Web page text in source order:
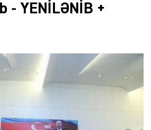
- YENİLƏNİB +